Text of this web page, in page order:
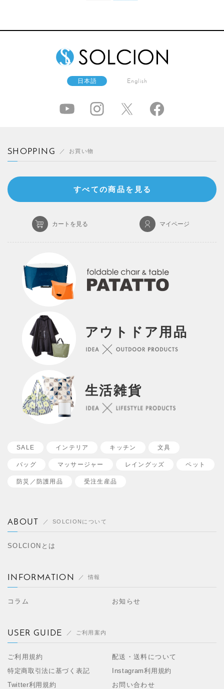
日本語 English
SHOPPING お買い物
すべての商品を見る
カートを見る マイページ
アウトドア用品
生活雑貨
SALE インテリア キッチン 文具
バッグ マッサージャー レイングッズ ペット
防災／ 防護用品 受注生産品
ABOUT SOLCIONについて
SOLCIONとは
INFORMATION 情報
コラム お知らせ
USER GUIDE ご利用案内
ご利用規約
配送・送料について
特定商取引法に基づく表記
Instagram利用規約
Twitter利用規約
お問い合わせ